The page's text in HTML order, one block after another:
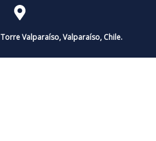
Valparaíso, Valparaíso, Chile.